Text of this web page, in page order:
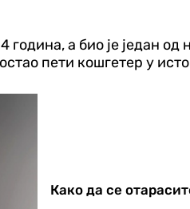
а био је један
пети кошгетер у
Како да се